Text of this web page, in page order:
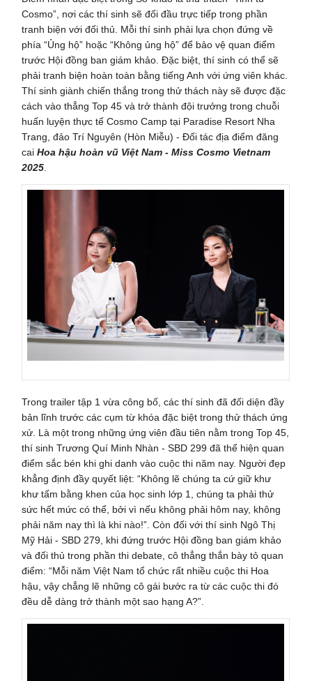
Cosmo”, nơi các thí sinh sẽ đối đầu trực tiếp trong phần
tranh biện với đối thủ. Mỗi thí sinh phải lựa chọn đứng về
phía “Ủng hộ” hoặc “Không ủng hộ” để bảo vệ quan điểm
trước Hội đồng ban giám khảo. Đặc biệt, thí sinh có thể sẽ
phải tranh biện hoàn toàn bằng tiếng Anh với ứng viên khác.
Thí sinh giành chiến thắng trong thử thách này sẽ được đặc
cách vào thẳng Top 45 và trở thành đội trưởng trong chuỗi
huấn luyện thực tế Cosmo Camp tại Paradise Resort Nha
Trang, đảo Trí Nguyên (Hòn Miễu) - Đối tác địa điểm đăng
caiHoa hậu hoàn vũ Việt Nam - Miss Cosmo Vietnam
2025
Trong trailer tập 1 vừa công bố, các thí sinh đã đối diện đầy
bản lĩnh trước các cụm từ khóa đặc biệt trong thử thách ứng
xử. Là một trong những ứng viên đầu tiên nằm trong Top 45,
thí sinh Trương Quí Minh Nhàn - SBD 299 đã thể hiện quan
điểm sắc bén khi ghi danh vào cuộc thi năm nay. Người đẹp
khẳng định đầy quyết liệt: “Không lẽ chúng ta cứ giữ khư
khư tấm bằng khen của học sinh lớp 1, chúng ta phải thử
sức hết mức có thể, bởi vì nếu không phải hôm nay, không
phải năm nay thì là khi nào!”. Còn đối với thí sinh Ngô Thị
Mỹ Hải - SBD 279, khi đứng trước Hội đồng ban giám khảo
và đối thủ trong phần thi debate, cô thẳng thắn bày tỏ quan
điểm: “Mỗi năm Việt Nam tổ chức rất nhiều cuộc thi Hoa
hậu, vậy chẳng lẽ những cô gái bước ra từ các cuộc thi đó
đều dễ dàng trở thành một sao hạng A?”.